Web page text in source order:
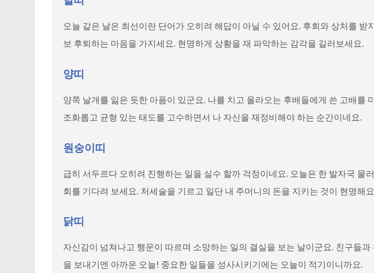
오늘 같은 날은 최선이란 단어가 오히려 해답이 아닐 수 있어요. 후회와 상처를 받
보 후퇴하는 마음을 가지세요. 현명하게 상황을 재 파악하는 감각을 길러보세요.
양띠
양쪽 날개를 잃은 듯한 아픔이 있군요. 나를 치고 올라오는 후배들에게 쓴 고배를
조화롭고 균형 있는 태도를 고수하면서 나 자신을 재정비해야 하는 순간이네요.
원숭이띠
급히 서두르다 오히려 진행하는 일을 실수 할까 걱정이네요. 오늘은 한 발자국 물
회를 기다려 보세요. 처세술을 기르고 일단 내 주머니의 돈을 지키는 것이 현명해
닭띠
자신감이 넘쳐나고 행운이 따르며 소망하는 일의 결실을 보는 날이군요. 친구들과
을 보내기엔 아까운 오늘! 중요한 일들을 성사시키기에는 오늘이 적기이니까요.